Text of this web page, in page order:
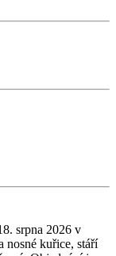
srpna 2026 v
nosné kuřice, stáří